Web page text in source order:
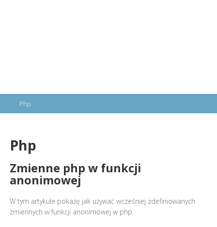
Php
Php
Zmienne php w funkcji
anonimowej
W tym artykule pokażę jak używać wcześniej zdefiniowanych
zmiennych w funkcji anonimowej w php.